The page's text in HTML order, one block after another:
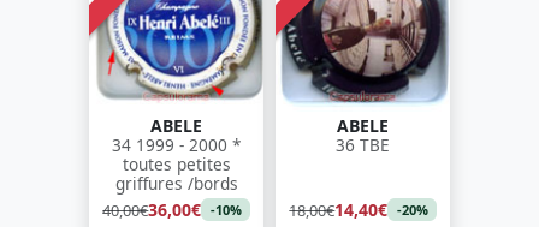
ABELE
34 1999 - 2000 *
toutes petites
griffures /bords
40,00€36,00€ -10%
ABELE
36 TBE
18,00€14,40€ -20%